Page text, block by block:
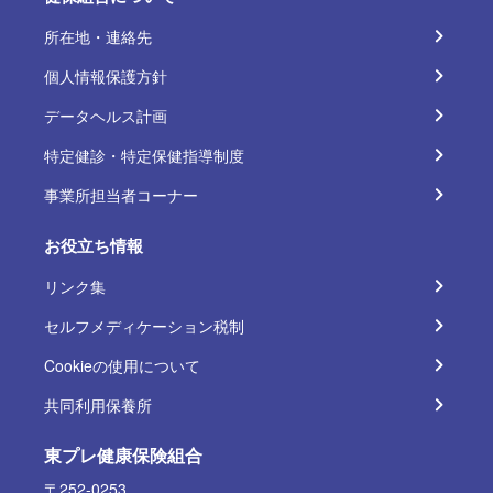
所在地・連絡先
個人情報保護方針
データヘルス計画
特定健診・特定保健指導制度
事業所担当者コーナー
お役立ち情報
リンク集
セルフメディケーション税制
Cookieの使用について
共同利用保養所
東プレ健康保険組合
〒252-0253